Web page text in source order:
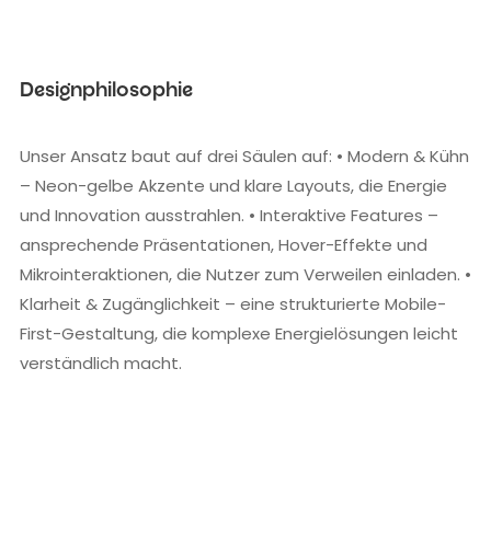
Designphilosophie
Unser Ansatz baut auf drei Säulen auf: • Modern & Kühn
– Neon-gelbe Akzente und klare Layouts, die Energie
und Innovation ausstrahlen. • Interaktive Features –
ansprechende Präsentationen, Hover-Effekte und
Mikrointeraktionen, die Nutzer zum Verweilen einladen. •
Klarheit & Zugänglichkeit – eine strukturierte Mobile-
First-Gestaltung, die komplexe Energielösungen leicht
verständlich macht.